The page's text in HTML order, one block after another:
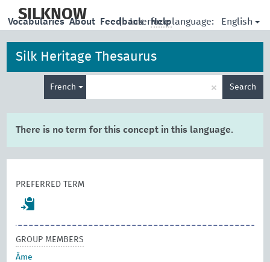
main
SILKNOW | Interface language: English
Vocabularies About Feedback Help
Silk Heritage Thesaurus
French × Search
There is no term for this concept in this language.
PREFERRED TERM
GROUP MEMBERS
Âme